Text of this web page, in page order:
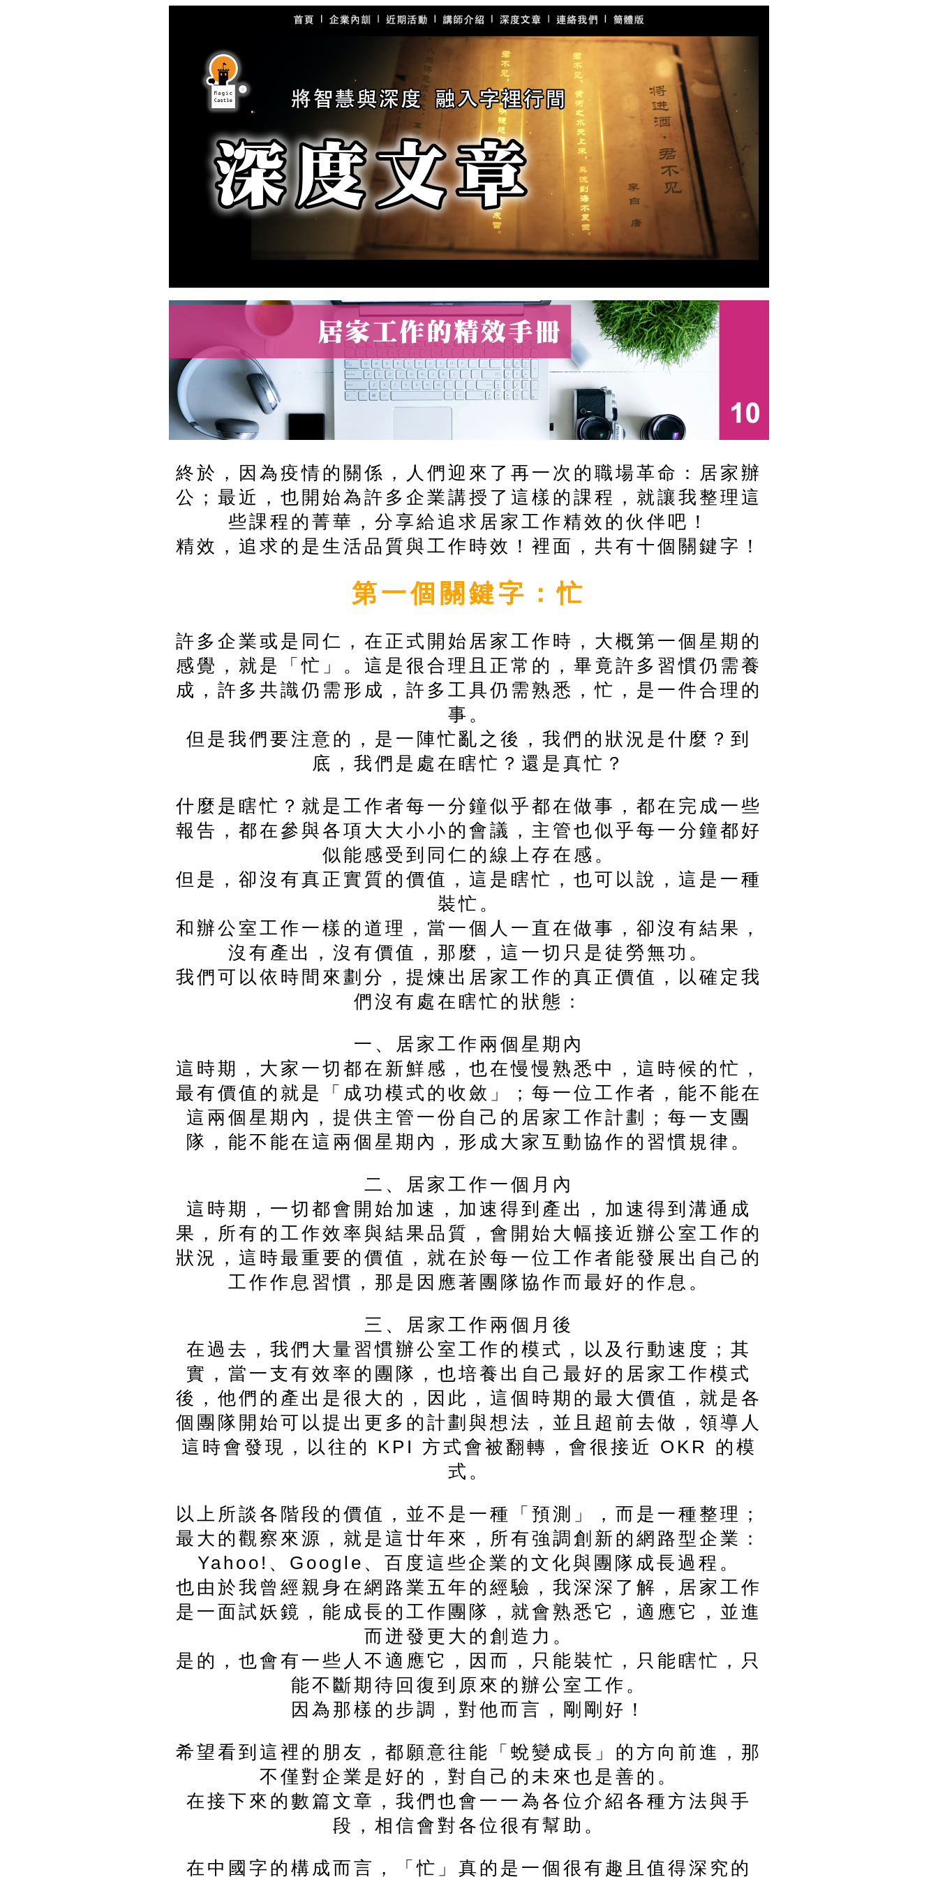
終於，因為疫情的關係，人們迎來了再一次的職場革命：居家辦
公；最近，也開始為許多企業講授了這樣的課程，就讓我整理這
些課程的菁華，分享給追求居家工作精效的伙伴吧！
精效，追求的是生活品質與工作時效！裡面，共有十個關鍵字！
第一個關鍵字：忙
許多企業或是同仁，在正式開始居家工作時，大概第一個星期的
感覺，就是「忙」。這是很合理且正常的，畢竟許多習慣仍需養
成，許多共識仍需形成，許多工具仍需熟悉，忙，是一件合理的
事。
但是我們要注意的，是一陣忙亂之後，我們的狀況是什麼？到
底，我們是處在瞎忙？還是真忙？
什麼是瞎忙？就是工作者每一分鐘似乎都在做事，都在完成一些
報告，都在參與各項大大小小的會議，主管也似乎每一分鐘都好
似能感受到同仁的線上存在感。
但是，卻沒有真正實質的價值，這是瞎忙，也可以說，這是一種
裝忙。
和辦公室工作一樣的道理，當一個人一直在做事，卻沒有結果，
沒有產出，沒有價值，那麼，這一切只是徒勞無功。
我們可以依時間來劃分，提煉出居家工作的真正價值，以確定我
們沒有處在瞎忙的狀態：
一、居家工作兩個星期內
這時期，大家一切都在新鮮感，也在慢慢熟悉中，這時候的忙，
最有價值的就是「成功模式的收斂」；每一位工作者，能不能在
這兩個星期內，提供主管一份自己的居家工作計劃；每一支團
隊，能不能在這兩個星期內，形成大家互動協作的習慣規律。
二、居家工作一個月內
這時期，一切都會開始加速，加速得到產出，加速得到溝通成
果，所有的工作效率與結果品質，會開始大幅接近辦公室工作的
狀況，這時最重要的價值，就在於每一位工作者能發展出自己的
工作作息習慣，那是因應著團隊協作而最好的作息。
三、居家工作兩個月後
在過去，我們大量習慣辦公室工作的模式，以及行動速度；其
實，當一支有效率的團隊，也培養出自己最好的居家工作模式
後，他們的產出是很大的，因此，這個時期的最大價值，就是各
個團隊開始可以提出更多的計劃與想法，並且超前去做，領導人
這時會發現，以往的 KPI 方式會被翻轉，會很接近 OKR 的模
式。
以上所談各階段的價值，並不是一種「預測」，而是一種整理；
最大的觀察來源，就是這廿年來，所有強調創新的網路型企業：
Yahoo!、Google、百度這些企業的文化與團隊成長過程。
也由於我曾經親身在網路業五年的經驗，我深深了解，居家工作
是一面試妖鏡，能成長的工作團隊，就會熟悉它，適應它，並進
而迸發更大的創造力。
是的，也會有一些人不適應它，因而，只能裝忙，只能瞎忙，只
能不斷期待回復到原來的辦公室工作。
因為那樣的步調，對他而言，剛剛好！
希望看到這裡的朋友，都願意往能「蛻變成長」的方向前進，那
不僅對企業是好的，對自己的未來也是善的。
在接下來的數篇文章，我們也會一一為各位介紹各種方法與手
段，相信會對各位很有幫助。
在中國字的構成而言，「忙」真的是一個很有趣且值得深究的